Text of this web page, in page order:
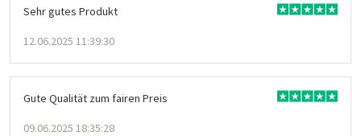
Sehr gutes Produkt
12.06.2025 11:39:30
Gute Qualität zum fairen Preis
09.06.2025 18:35:28